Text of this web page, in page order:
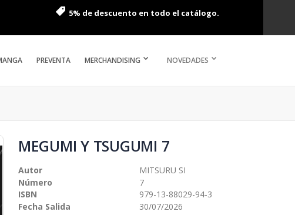
5% de descuento en todo el catálogo.
PREVENTA MERCHANDISING NOVEDADES
MEGUMI Y TSUGUMI 7
Autor
MITSURU SI
Número
7
ISBN
979-13-88029-94-3
Fecha Salida
30/07/2026